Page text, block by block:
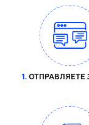
1. ОТПРАВЛЯЕТЕ